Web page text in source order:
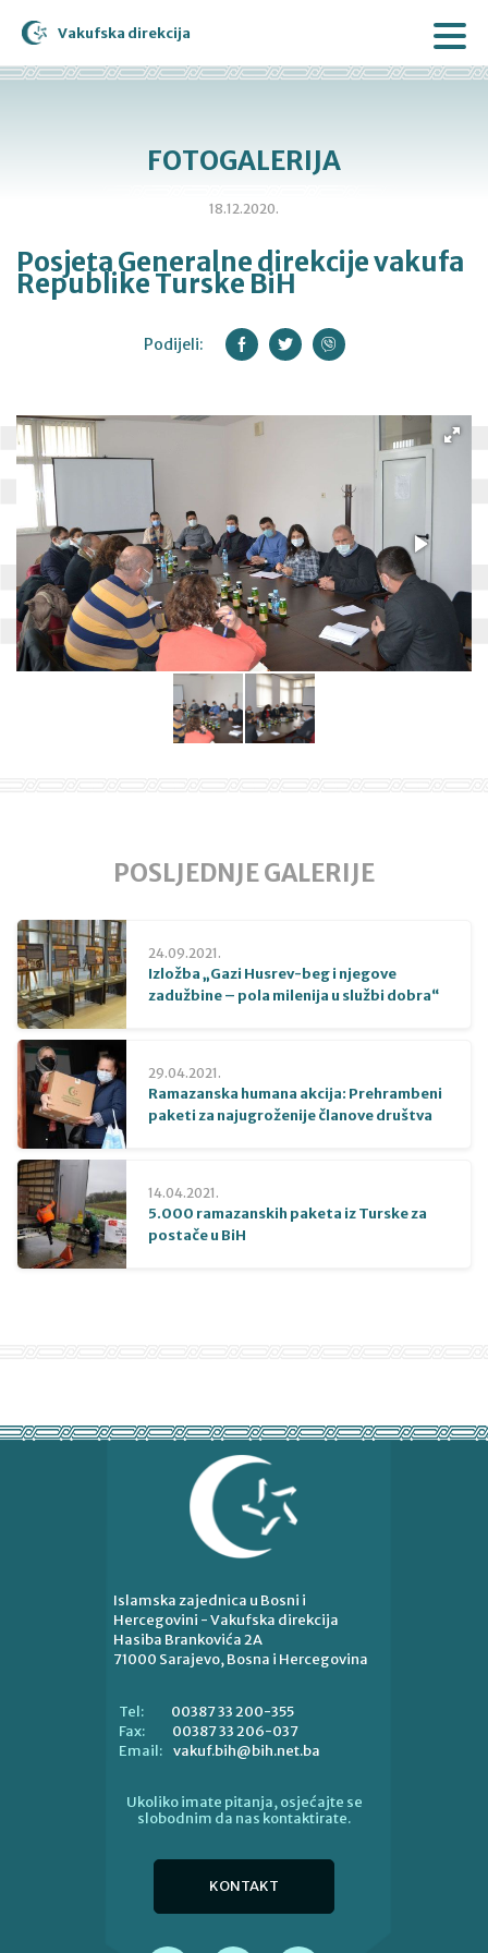
Vakufska direkcija
FOTOGALERIJA
18.12.2020.
Posjeta Generalne direkcije vakufa
Republike Turske BiH
Podijeli:
POSLJEDNJE GALERIJE
24.09.2021.
Izložba „Gazi Husrev-beg i njegove
zadužbine – pola milenija u službi dobra“
29.04.2021.
Ramazanska humana akcija: Prehrambeni
paketi za najugroženije članove društva
14.04.2021.
5.000 ramazanskih paketa iz Turske za
postače u BiH
Islamska zajednica u Bosni i
Hercegovini - Vakufska direkcija
Hasiba Brankovića 2A
71000 Sarajevo, Bosna i Hercegovina
Tel:
00387 33 200-355
Fax:
00387 33 206-037
Email: vakuf.bih@bih.net.ba
Ukoliko imate pitanja, osjećajte se
slobodnim da nas kontaktirate.
KONTAKT